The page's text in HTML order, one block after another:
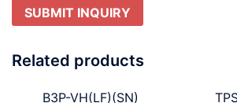
SUBMIT INQUIRY
Related products
B3P-VH(LF)(SN)